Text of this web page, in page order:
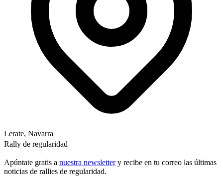
Lerate, Navarra
Rally de regularidad
Apúntate gratis a nuestra newslettery recibe en tu correo las últimas
noticias de rallies de regularidad.